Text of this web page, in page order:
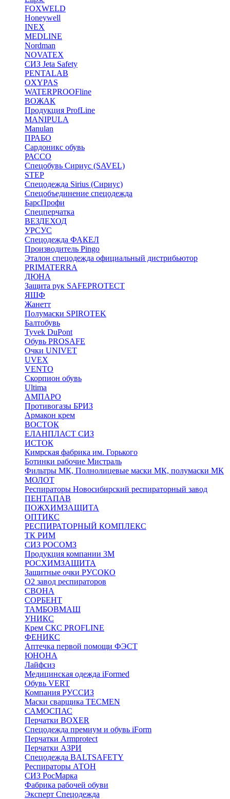
FOXWELD
Honeywell
INEX
MEDLINE
Nordman
NOVATEX
СИЗ Jeta Safety
PENTALAB
OXYPAS
WATERPROOFline
ВОЖАК
Продукция ProfLine
MANIPULA
Manulan
ПРАБО
Сардоникс обувь
РАССО
Спецобувь Сириус (SAVEL)
STEP
Спецодежда Sirius (Сириус)
Спецобъединение спецодежда
БарсПрофи
Спецперчатка
ВЕЗДЕХОД
УРСУС
Спецодежда ФАКЕЛ
Производитель Pingo
Эталон спецодежда официальный дистрибьютор
PRIMATERRA
ДЮНА
Защита рук SAFEPROTECT
ЯШФ
Жанетт
Полумаски SPIROTEK
Балтобувь
Tyvek DuPont
Обувь PROSAFE
Очки UNIVET
UVEX
VENTO
Скорпион обувь
Ultima
АМПАРО
Противогазы БРИЗ
Армакон крем
ВОСТОК
ЕЛАНПЛАСТ СИЗ
ИСТОК
Кимрская фабрика им. Горького
Ботинки рабочие Мистраль
Фильтры МК, Полнолицевые маски МК, полумаски МК
МОЛОТ
Респираторы Новосибирский респираторный завод
ПЕНТАПАВ
ПОЖХИМЗАЩИТА
ОПТИКС
РЕСПИРАТОРНЫЙ КОМПЛЕКС
ТК РИМ
СИЗ РОСОМЗ
Продукция компании 3M
РОСХИМЗАЩИТА
Защитные очки РУСОКО
О2 завод респираторов
СВОНА
СОРБЕНТ
ТАМБОВМАШ
УНИКС
Крем СКС PROFLINE
ФЕНИКС
Аптечка первой помощи ФЭСТ
ЮНОНА
Лайфсиз
Медицинская одежда iFormed
Обувь VERT
Компания РУССИЗ
Маски сварщика TECMEN
САМОСПАС
Перчатки BOXER
Спецодежда премиум и обувь iForm
Перчатки Armprotect
Перчатки АЗРИ
Спецодежда BALTSAFETY
Респираторы АТОН
СИЗ РосМарка
Фабрика рабочей обуви
Эксперт Спецодежда